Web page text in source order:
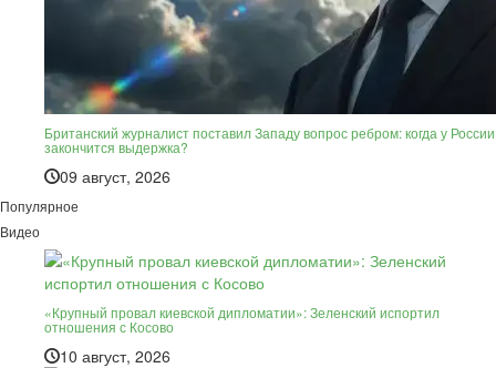
Британский журналист поставил Западу вопрос ребром: когда у России
закончится выдержка?
09 август, 2026
Популярное
Видео
«Крупный провал киевской дипломатии»: Зеленский испортил
отношения с Косово
10 август, 2026